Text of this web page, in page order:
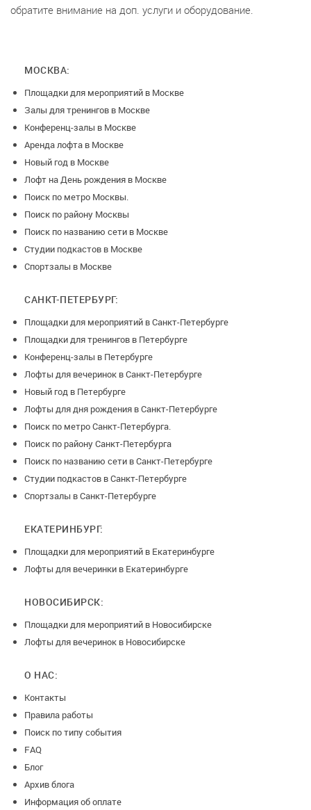
обратите внимание на доп. услуги и оборудование.
МОСКВА:
Площадки для мероприятий в Москве
Залы для тренингов в Москве
Конференц-залы в Москве
Аренда лофта в Москве
Новый год в Москве
Лофт на День рождения в Москве
Поиск по метро Москвы.
Поиск по району Москвы
Поиск по названию сети в Москве
Студии подкастов в Москве
Спортзалы в Москве
САНКТ-ПЕТЕРБУРГ:
Площадки для мероприятий в Санкт-Петербурге
Площадки для тренингов в Петербурге
Конференц-залы в Петербурге
Лофты для вечеринок в Санкт-Петербурге
Новый год в Петербурге
Лофты для дня рождения в Санкт-Петербурге
Поиск по метро Санкт-Петербурга.
Поиск по району Санкт-Петербурга
Поиск по названию сети в Санкт-Петербурге
Студии подкастов в Санкт-Петербурге
Спортзалы в Санкт-Петербурге
ЕКАТЕРИНБУРГ:
Площадки для мероприятий в Екатеринбурге
Лофты для вечеринки в Екатеринбурге
НОВОСИБИРСК:
Площадки для мероприятий в Новосибирске
Лофты для вечеринок в Новосибирске
О НАС:
Контакты
Правила работы
Поиск по типу события
FAQ
Блог
Архив блога
Информация об оплате